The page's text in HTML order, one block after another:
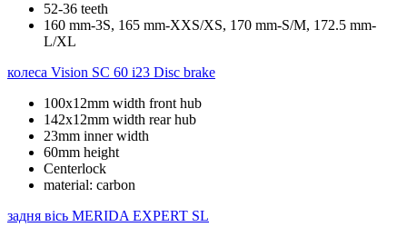
52-36 teeth
160 mm-3S, 165 mm-XXS/XS, 170 mm-S/M, 172.5 mm-
L/XL
колеса Vision SC 60 i23 Disc brake
100x12mm width front hub
142x12mm width rear hub
23mm inner width
60mm height
Centerlock
material: carbon
задня вісь MERIDA EXPERT SL